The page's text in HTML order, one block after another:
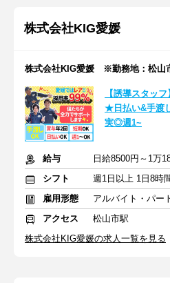
株式会社KIG愛媛
株式会社KIG愛媛 ※勤務地：松山
【誘導スタッ
★日払い&手渡
実◎週1~
給与
日給8500円～1万
シフト
雇用形態
アルバイト・パー
アクセス
松山市駅
株式会社KIG愛媛の求人一覧を見る